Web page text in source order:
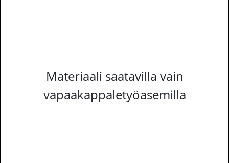
Materiaali saatavilla vain
vapaakappaletyöasemilla